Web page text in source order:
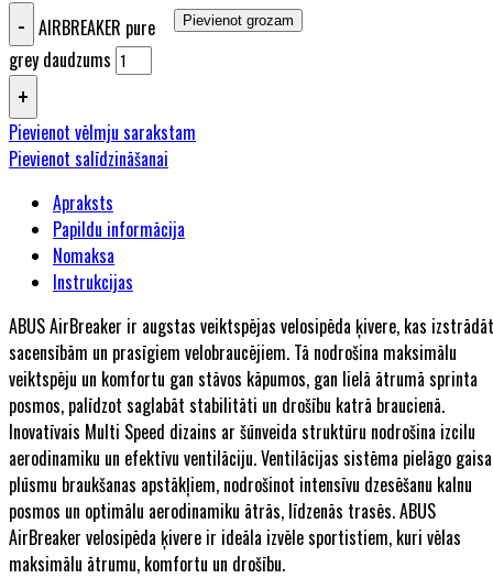
AIRBREAKER pure
grey daudzums
Pievienot grozam
Pievienot vēlmju sarakstam
Pievienot salīdzināšanai
Apraksts
Papildu informācija
Nomaksa
Instrukcijas
ABUS AirBreaker ir augstas veiktspējas velosipēda ķivere, kas
sacensībām un prasīgiem velobraucējiem. Tā nodrošina maksimālu
veiktspēju un komfortu gan stāvos kāpumos, gan lielā ātrumā sprinta
posmos, palīdzot saglabāt stabilitāti un drošību katrā braucienā.
Inovatīvais Multi Speed dizains ar šūnveida struktūru nodrošina izcilu
aerodinamiku un efektīvu ventilāciju. Ventilācijas sistēma pielāgo gaisa
plūsmu braukšanas apstākļiem, nodrošinot intensīvu dzesēšanu kalnu
posmos un optimālu aerodinamiku ātrās, līdzenās trasēs. ABUS
AirBreaker velosipēda ķivere ir ideāla izvēle sportistiem, kuri vēlas
maksimālu ātrumu, komfortu un drošību.